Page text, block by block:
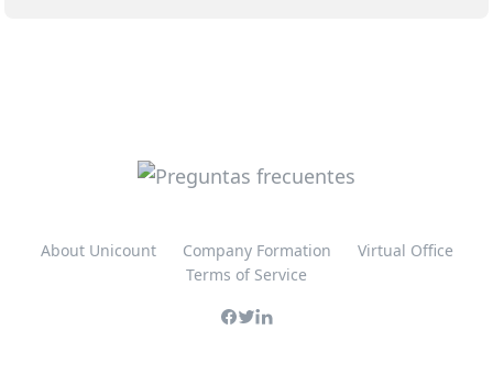
About Unicount Company Formation
Virtual Office
Terms of Service